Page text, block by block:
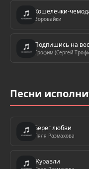
Кошелёчки-
Воровайки
Подпишись на
Трофим (Сергей
Песни
Берег любви
Ляля Размахова
Журавли